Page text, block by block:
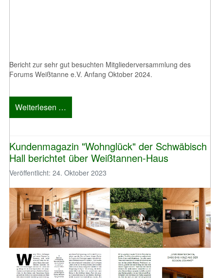
Bericht zur sehr gut besuchten Mitgliederversammlung des
Forums Weißtanne e.V. Anfang Oktober 2024.
Weiterlesen …
Kundenmagazin "Wohnglück" der Schwäbisch
Hall berichtet über Weißtannen-Haus
Veröffentlicht: 24. Oktober 2023